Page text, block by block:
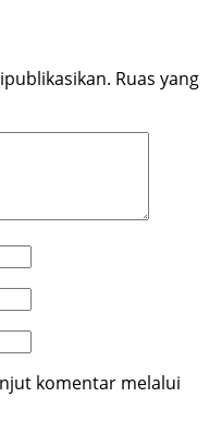
Ruas yang
komentar melalui